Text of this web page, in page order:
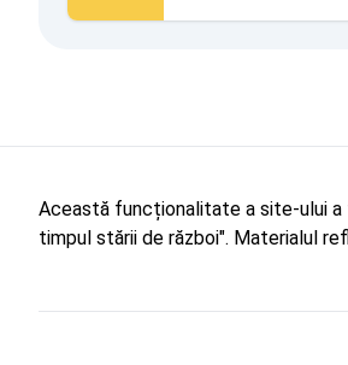
Această funcționalitate a site-ului a
timpul stării de război". Materialul